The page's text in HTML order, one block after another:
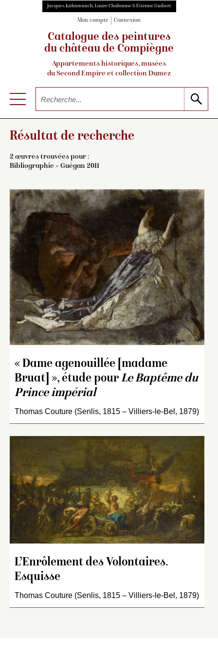
Jacques Kuhnmunch, Laure Chabanne & Étienne Guibert
Mon compte Connexion
Catalogue des peintures
du château de Compiègne
Appartements historiques, musées
du Second Empire et collection Dumez
Résultat de recherche
2 œuvres trouvées pour :
Bibliographie = Guégan 2011
« Dame agenouillée [madame
Bruat] », étude pour Le Baptême du
Prince impérial
Thomas Couture (Senlis, 1815 – Villiers-le-Bel, 1879)
L’Enrôlement des Volontaires.
Esquisse
Thomas Couture (Senlis, 1815 – Villiers-le-Bel, 1879)